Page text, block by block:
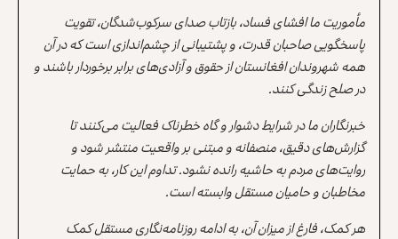
مأموریت ما افشای فساد، بازتاب صدای سرکوب‌شدگان، تقویت
پاسخگویی صاحبان قدرت، و پشتیبانی از چشم‌اندازی است که در آن
همه شهروندان افغانستان از حقوق و آزادی‌های برابر برخوردار باشند و
در صلح زندگی کنند.
خبرنگاران ما در شرایط دشوار و گاه خطرناک فعالیت می‌کنند تا
گزارش‌های دقیق، منصفانه و مبتنی بر واقعیت منتشر شود و
روایت‌های مردم به حاشیه رانده نشود. تداوم این کار، به حمایت
مخاطبان و حامیان مستقل وابسته است.
هر کمک، فارغ از میزان آن، به ادامه روزنامه‌نگاری مستقل کمک